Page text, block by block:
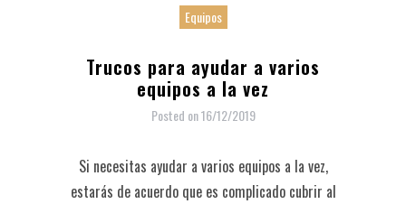
Equipos
Trucos para ayudar a varios
equipos a la vez
Posted on16/12/2019
Si necesitas ayudar a varios equipos a la vez,
estarás de acuerdo que es complicado cubrir al